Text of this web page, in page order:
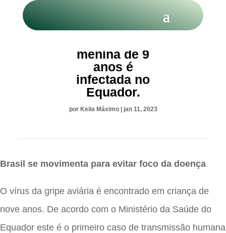
menina de 9
anos é
infectada no
Equador.
por Keila Máximo| jan 11, 2023
Brasil se movimenta para evitar foco da doença
O vírus da gripe aviária é encontrado em criança de
nove anos. De acordo com o Ministério da Saúde do
Equador este é o primeiro caso de transmissão humana